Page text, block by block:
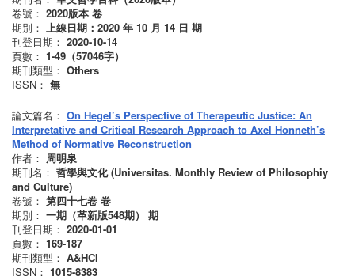
卷號： 2020版本 卷
期別： 上線日期：2020 年 10 月 14 日 期
刊登日期： 2020-10-14
頁數： 1-49（57046字）
期刊類型： Others
ISSN： 無
論文篇名： On Hegel’s Perspective of Therapeutic Justice: An
Interpretative and Critical Research Approach to Axel Honneth’s
Method of Normative Reconstruction
作者： 周明泉
期刊名： 哲學與文化 (Universitas. Monthly Review of Philosophiy
and Culture)
卷號： 第四十七卷 卷
期別： 一期（革新版548期）
期
刊登日期： 2020-01-01
頁數： 169-187
期刊類型： A&HCI
ISSN： 1015-8383